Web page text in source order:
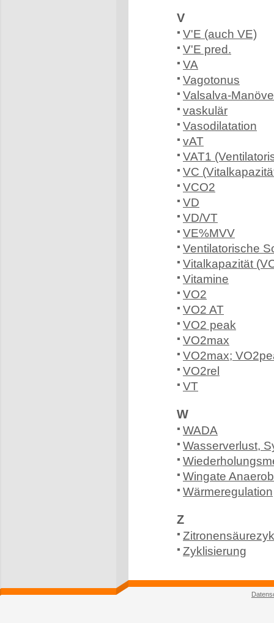
V
V'E (auch VE)
V'E pred.
VA
Vagotonus
Valsalva-
vaskulär
Vasodilatation
vAT
VAT1
VC
VCO2
VD
VD/VT
VE%MVV
Ventilatorische
Vitalkapazität
Vitamine
VO2
VO2 AT
VO2 peak
VO2max
VO2max;
VO2rel
VT
W
WADA
Wasserverlust,
Wingate
Wärmeregulation
Z
Zyklisierung